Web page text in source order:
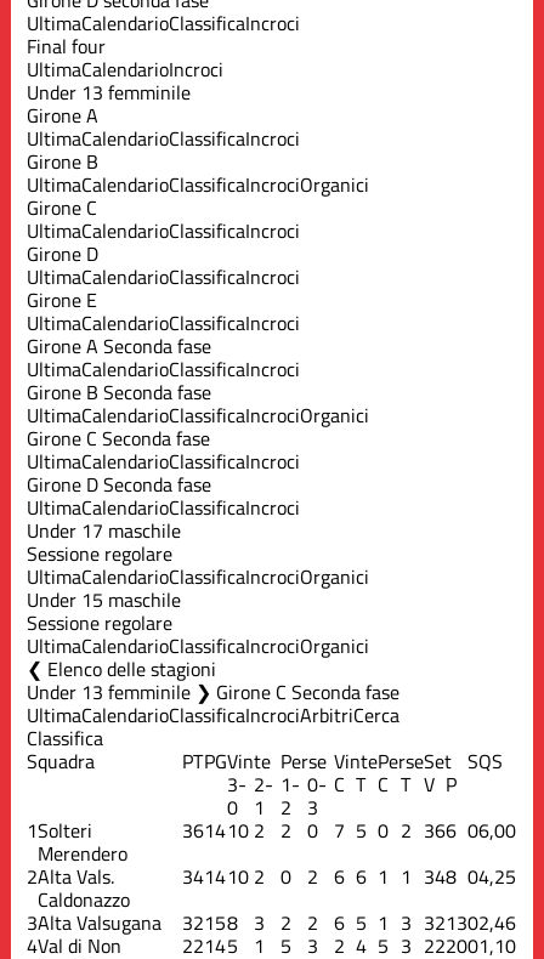
UltimaCalendarioClassificaIncroci
Final four
UltimaCalendarioIncroci
Under 13 femminile
Girone A
UltimaCalendarioClassificaIncroci
Girone B
UltimaCalendarioClassificaIncrociOrganici
Girone C
UltimaCalendarioClassificaIncroci
Girone D
UltimaCalendarioClassificaIncroci
Girone E
UltimaCalendarioClassificaIncroci
Girone A Seconda fase
UltimaCalendarioClassificaIncroci
Girone B Seconda fase
UltimaCalendarioClassificaIncrociOrganici
Girone C Seconda fase
UltimaCalendarioClassificaIncroci
Girone D Seconda fase
UltimaCalendarioClassificaIncroci
Under 17 maschile
Sessione regolare
UltimaCalendarioClassificaIncrociOrganici
Under 15 maschile
Sessione regolare
UltimaCalendarioClassificaIncrociOrganici
Elenco delle stagioni
Under 13 femminile ❯ Girone C Seconda fase
UltimaCalendarioClassificaIncrociArbitriCerca
Classifica
Squadra PTPGVinte Perse VintePerseSet SQS
3-
0
2-
1
1-
2
0-
3
C T C T V P
1Solteri
Merendero
361410 2 2 0 7 5 0 2 366 06,00
2Alta Vals.
Caldonazzo
341410 2 0 2 6 6 1 1 348 04,25
3Alta Valsugana 32158 3 2 2 6 5 1 3 321302,46
4Val di Non 22145 1 5 3 2 4 5 3 222001,10